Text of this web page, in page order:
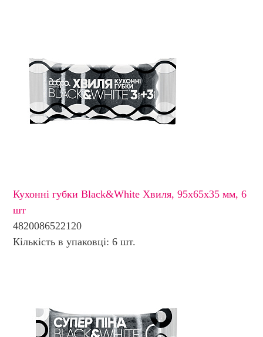
Кухонні губки Black&White Хвиля, 95х65х35 мм, 6
шт
4820086522120
Кількість в упаковці: 6 шт.